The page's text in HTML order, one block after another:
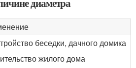
диаметра
беседки, дачного домика
жилого дома